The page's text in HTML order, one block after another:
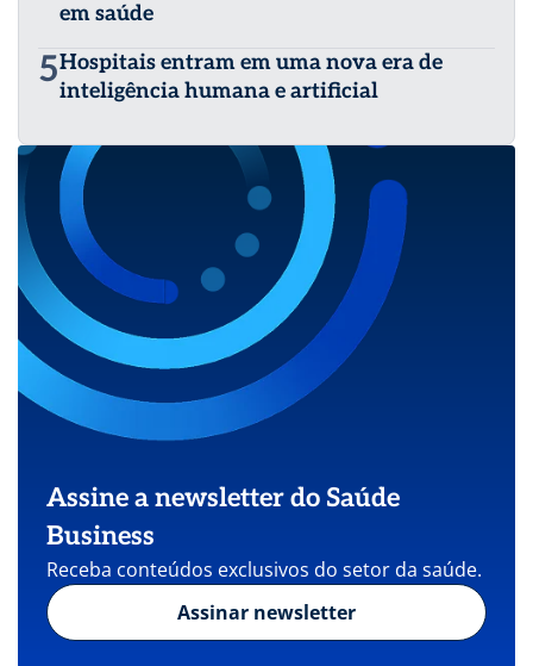
em saúde
5Hospitais entram em uma nova era de
inteligência humana e artificial
Assine a newsletter do Saúde
Business
Receba conteúdos exclusivos do setor da saúde.
Assinar newsletter